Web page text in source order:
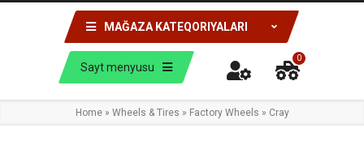
MAĞAZA KATEQORIYALARI
Sayt menyusu
0
Home » Wheels & Tires » Factory Wheels » Cray